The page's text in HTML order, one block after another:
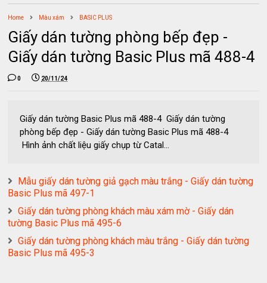
Home Màu xám BASIC PLUS
Giấy dán tường phòng bếp đẹp -
Giấy dán tường Basic Plus mã 488-4
0 20/11/24
Giấy dán tường Basic Plus mã 488-4 Giấy dán tường
phòng bếp đẹp - Giấy dán tường Basic Plus mã 488-4
Hình ảnh chất liệu giấy chụp từ Catal...
Mẫu giấy dán tường giả gạch màu trắng - Giấy dán tường
Basic Plus mã 497-1
Giấy dán tường phòng khách màu xám mờ - Giấy dán
tường Basic Plus mã 495-6
Giấy dán tường phòng khách màu trắng - Giấy dán tường
Basic Plus mã 495-3